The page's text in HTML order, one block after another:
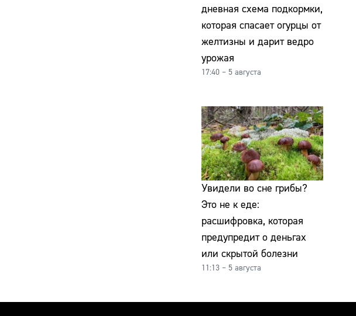
дневная схема подкормки,
которая спасает огурцы от
желтизны и дарит ведро
урожая
17:40 – 5 августа
Увидели во сне грибы?
Это не к еде:
расшифровка, которая
предупредит о деньгах
или скрытой болезни
11:13 – 5 августа